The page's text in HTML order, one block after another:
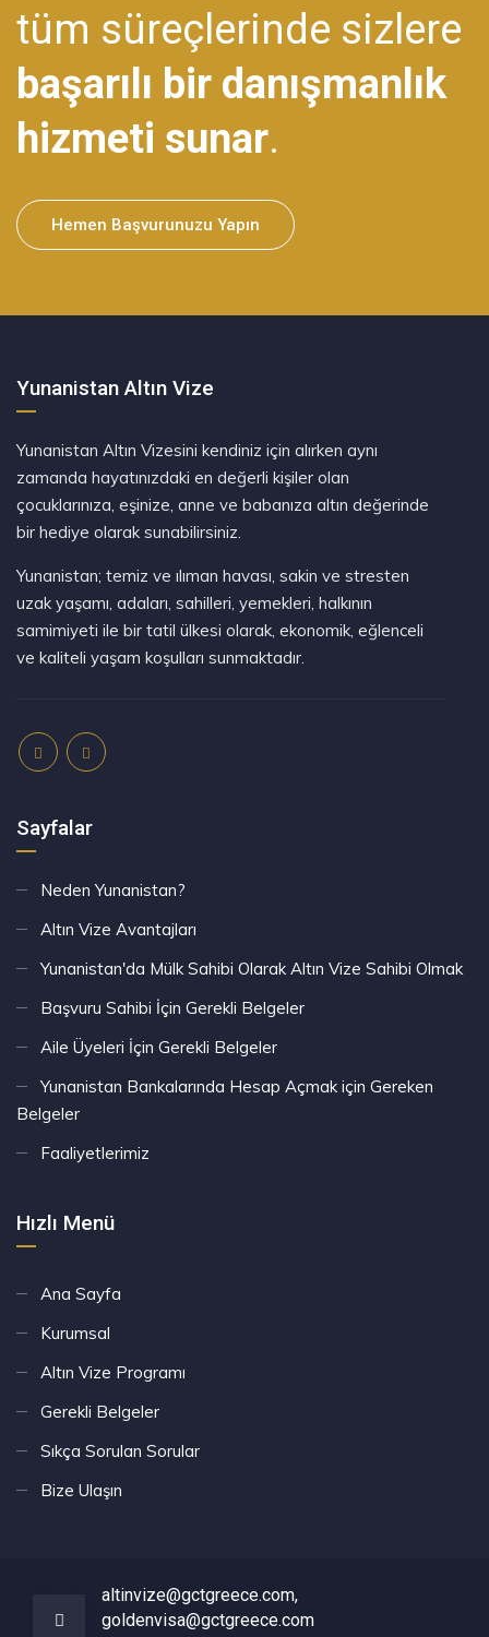
tüm süreçlerinde sizlere
başarılı bir danışmanlık
hizmeti sunar.
Hemen Başvurunuzu Yapın
Yunanistan Altın Vize
Yunanistan Altın Vizesini kendiniz için alırken aynı
zamanda hayatınızdaki en değerli kişiler olan
çocuklarınıza, eşinize, anne ve babanıza altın değerinde
bir hediye olarak sunabilirsiniz.
Yunanistan; temiz ve ılıman havası, sakin ve stresten
uzak yaşamı, adaları, sahilleri, yemekleri, halkının
samimiyeti ile bir tatil ülkesi olarak, ekonomik, eğlenceli
ve kaliteli yaşam koşulları sunmaktadır.
Sayfalar
Neden Yunanistan?
Altın Vize Avantajları
Yunanistan'da Mülk Sahibi Olarak Altın Vize Sahibi Olmak
Başvuru Sahibi İçin Gerekli Belgeler
Aile Üyeleri İçin Gerekli Belgeler
Yunanistan Bankalarında Hesap Açmak için Gereken
Belgeler
Faaliyetlerimiz
Hızlı Menü
Ana Sayfa
Kurumsal
Altın Vize Programı
Gerekli Belgeler
Sıkça Sorulan Sorular
Bize Ulaşın
altinvize@gctgreece.com,
goldenvisa@gctgreece.com